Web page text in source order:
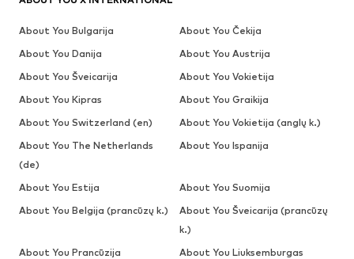
About You Bulgarija
About You Čekija
About You Danija
About You Austrija
About You Šveicarija
About You Vokietija
About You Kipras
About You Graikija
About You Switzerland (en)
About You Vokietija (anglų k.)
About You The Netherlands
(de)
About You Ispanija
About You Estija
About You Suomija
About You Belgija (prancūzų k.)
About You Šveicarija (prancūzų
k.)
About You Prancūzija
About You Liuksemburgas